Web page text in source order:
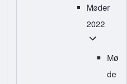
Møder
2022
Møder
Mø
de